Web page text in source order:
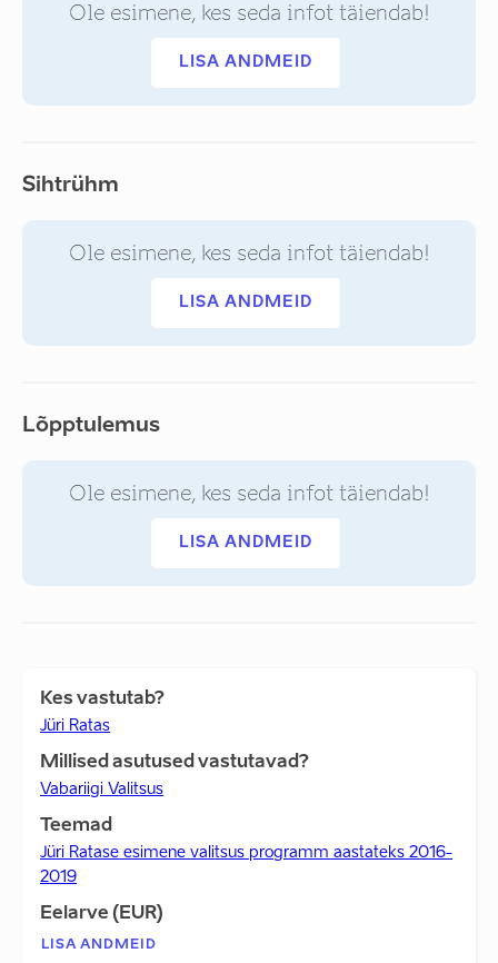
Ole esimene, kes seda infot täiendab!
LISA ANDMEID
Sihtrühm
Ole esimene, kes seda infot täiendab!
LISA ANDMEID
Lõpptulemus
Ole esimene, kes seda infot täiendab!
LISA ANDMEID
Kes vastutab?
Jüri Ratas
Millised asutused vastutavad?
Vabariigi Valitsus
Teemad
Jüri Ratase esimene valitsus programm aastateks 2016-
2019
Eelarve (EUR)
LISA ANDMEID